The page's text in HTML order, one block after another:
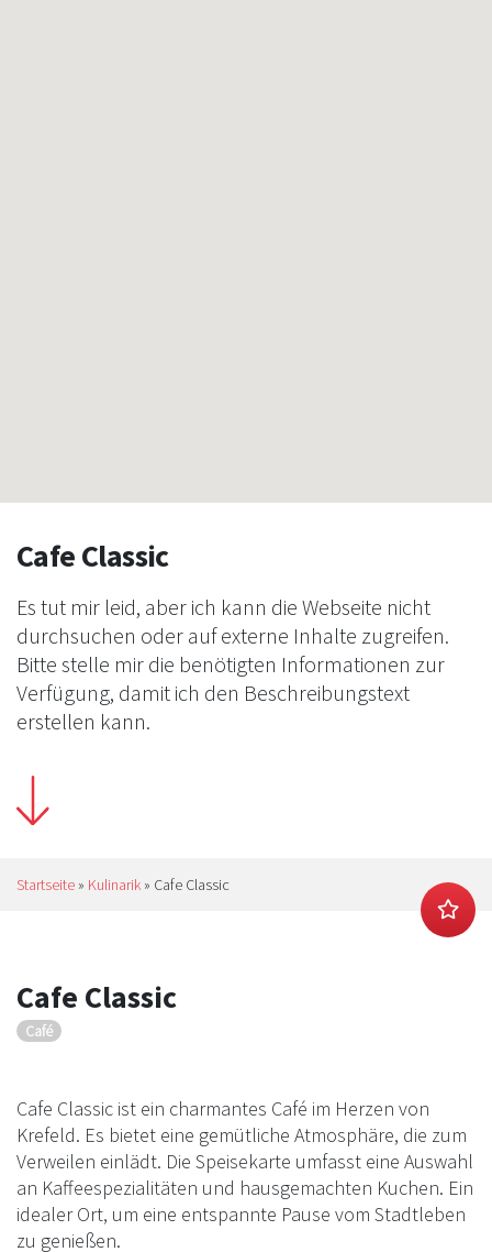
Cafe Classic
Es tut mir leid, aber ich kann die Webseite nicht
durchsuchen oder auf externe Inhalte zugreifen.
Bitte stelle mir die benötigten Informationen zur
Verfügung, damit ich den Beschreibungstext
erstellen kann.
Startseite » Kulinarik » Cafe Classic
Cafe Classic
Café
Cafe Classic ist ein charmantes Café im Herzen von
Krefeld. Es bietet eine gemütliche Atmosphäre, die zum
Verweilen einlädt. Die Speisekarte umfasst eine Auswahl
an Kaffeespezialitäten und hausgemachten Kuchen. Ein
idealer Ort, um eine entspannte Pause vom Stadtleben
zu genießen.